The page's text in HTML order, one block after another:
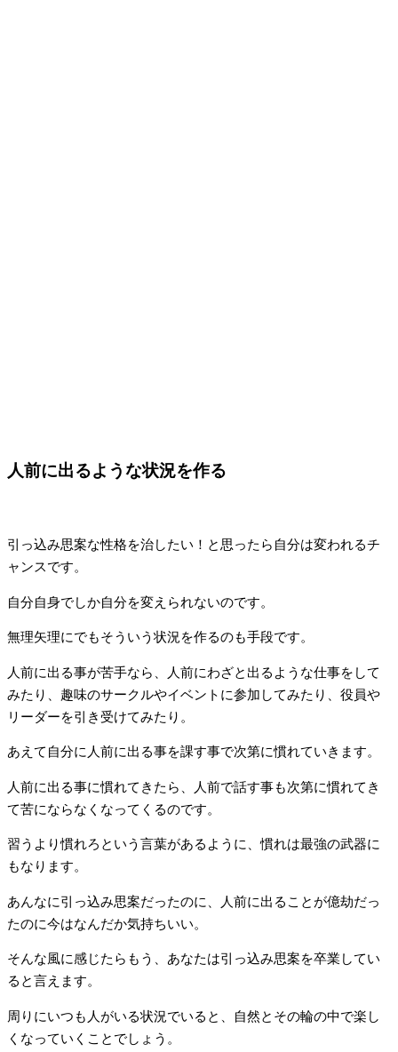
人前に出るような状況を作る
引っ込み思案な性格を治したい！と思ったら自分は変われるチ
ャンスです。
自分自身でしか自分を変えられないのです。
無理矢理にでもそういう状況を作るのも手段です。
人前に出る事が苦手なら、人前にわざと出るような仕事をして
みたり、趣味のサークルやイベントに参加してみたり、役員や
リーダーを引き受けてみたり。
あえて自分に人前に出る事を課す事で次第に慣れていきます。
人前に出る事に慣れてきたら、人前で話す事も次第に慣れてき
て苦にならなくなってくるのです。
習うより慣れろという言葉があるように、慣れは最強の武器に
もなります。
あんなに引っ込み思案だったのに、人前に出ることが億劫だっ
たのに今はなんだか気持ちいい。
そんな風に感じたらもう、あなたは引っ込み思案を卒業してい
ると言えます。
周りにいつも人がいる状況でいると、自然とその輪の中で楽し
くなっていくことでしょう。